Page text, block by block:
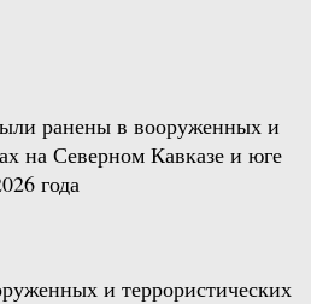
ранены в вооруженных и
на Северном Кавказе и юге
года
и террористических